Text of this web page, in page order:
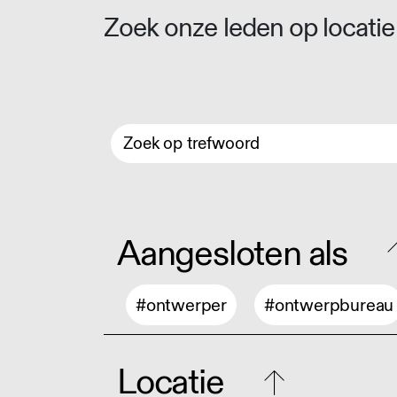
Zoek onze leden op
Aangesloten als
#ontwerper #ontwerpbureau
Locatie